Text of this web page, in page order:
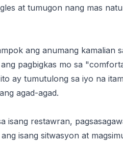
at tumugon nang mas
ang anumang kamalian
pagbigkas mo sa
ay tumutulong sa iyo na
agad-agad.
isang restawran,
isang sitwasyon at